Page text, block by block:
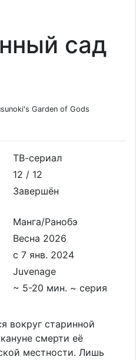
сад
Garden of Gods
ТВ-сериал
12 / 12
Завершён
Манга/Ранобэ
Весна 2026
Juvenage
~ 5-20 мин. ~ серия
вокруг старинной
смерти её
местности. Лишь